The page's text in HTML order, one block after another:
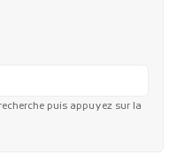
puis appuyez sur la